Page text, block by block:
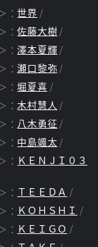
：世界
：佐藤大樹
：澤本夏輝
：瀬口黎弥
：堀夏喜
：木村慧人
： 八木勇征
： 中島颯太
： ＫＥＮＪＩ０３
： ＴＥＥＤＡ
： ＫＯＨＳＨＩ
： ＫＥＩＧＯ